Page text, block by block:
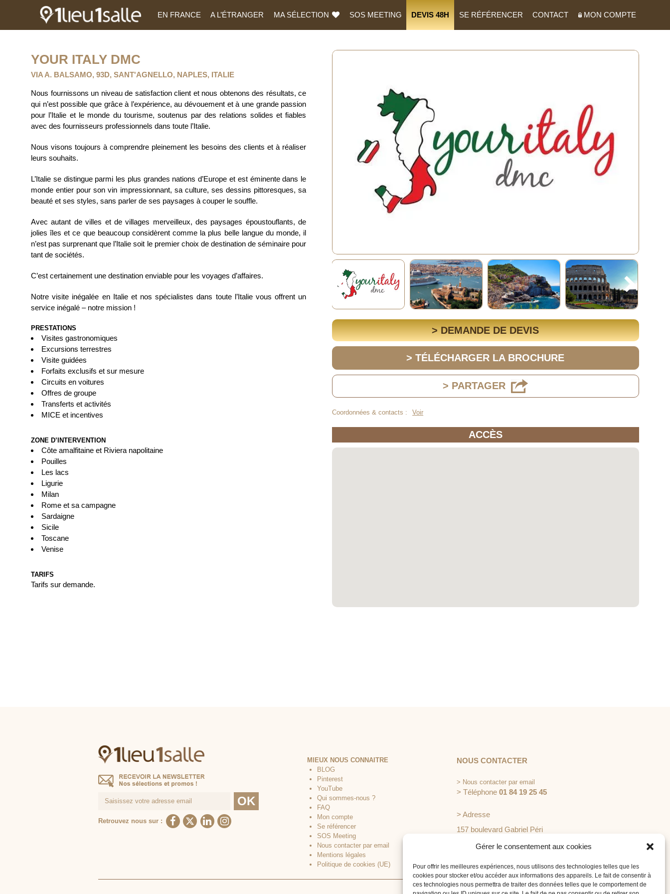
Gérer le consentement aux cookies
Pour offrir les meilleures expériences, nous utilisons des technologies telles que les
cookies pour stocker et/ou accéder aux informations des appareils. Le fait de consentir à
ces technologies nous permettra de traiter des données telles que le comportement de
EN FRANCE A L’ÉTRANGER MA SÉLECTION SOS MEETING DEVIS 48H SE RÉFÉRENCER CONTACT MON COMPTE
YOUR ITALY DMC
VIA A. BALSAMO, 93D, SANT'AGNELLO, NAPLES, ITALIE
Nous fournissons un niveau de satisfaction client et nous obtenons des résultats, ce
qui n’est possible que grâce à l’expérience, au dévouement et à une grande passion
pour l’Italie et le monde du tourisme, soutenus par des relations solides et fiables
avec des fournisseurs professionnels dans toute l’Italie.
Nous visons toujours à comprendre pleinement les besoins des clients et à réaliser
leurs souhaits.
L’Italie se distingue parmi les plus grandes nations d’Europe et est éminente dans le
monde entier pour son vin impressionnant, sa culture, ses dessins pittoresques, sa
beauté et ses styles, sans parler de ses paysages à couper le souffle.
Avec autant de villes et de villages merveilleux, des paysages époustouflants, de
jolies îles et ce que beaucoup considèrent comme la plus belle langue du monde, il
n’est pas surprenant que l’Italie soit le premier choix de destination de séminaire pour
tant de sociétés.
C’est certainement une destination enviable pour les voyages d’affaires.
Notre visite inégalée en Italie et nos spécialistes dans toute l’Italie vous offrent un
service inégalé – notre mission !
PRESTATIONS
Visites gastronomiques
Excursions terrestres
Visite guidées
Forfaits exclusifs et sur mesure
Circuits en voitures
Offres de groupe
Transferts et activités
MICE et incentives
ZONE D’INTERVENTION
Côte amalfitaine et Riviera napolitaine
Pouilles
Les lacs
Ligurie
Milan
Rome et sa campagne
Sardaigne
Sicile
Toscane
Venise
TARIFS
Tarifs sur demande.
> DEMANDE DE DEVIS
> TÉLÉCHARGER LA BROCHURE
> PARTAGER
Coordonnées & contacts : Voir
ACCÈS
Retrouvez nous sur :
MIEUX NOUS CONNAITRE
BLOG
Pinterest
YouTube
Qui sommes-nous ?
FAQ
Mon compte
Se référencer
SOS Meeting
Nous contacter par email
Mentions légales
Politique de cookies (UE)
NOUS CONTACTER
> Nous contacter par email
> Téléphone 01 84 19 25 45
> Adresse
157 boulevard Gabriel Péri
92240 Malakoff